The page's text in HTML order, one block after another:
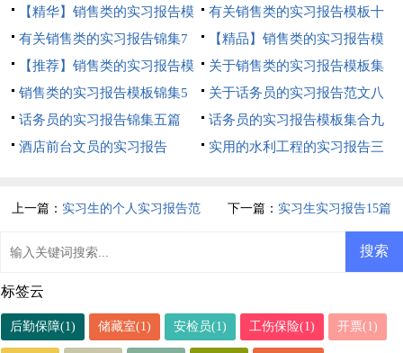
【精华】销售类的实习报告模
板汇编9篇
有关销售类的实习报告模板十
篇
有关销售类的实习报告锦集7
篇
【精品】销售类的实习报告模
板汇编五篇
【推荐】销售类的实习报告模
板集锦7篇
关于销售类的实习报告模板集
合7篇
销售类的实习报告模板锦集5
篇
关于话务员的实习报告范文八
篇
话务员的实习报告锦集五篇
话务员的实习报告模板集合九
篇
酒店前台文员的实习报告
实用的水利工程的实习报告三
上一篇： 实习生的个人实习报告范 下一篇： 实习生实习报告15篇
标签云
后勤保障(1) 储藏室(1) 安检员(1) 工伤保险(1) 开票(1)